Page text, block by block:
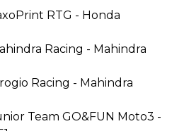
RTG - Honda
Racing - Mahindra
Racing - Mahindra
Team GO&FUN Moto3 -